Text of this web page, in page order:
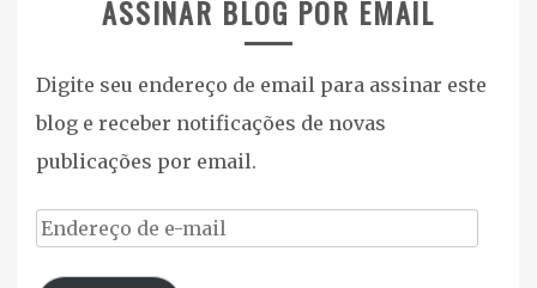
ASSINAR BLOG POR EMAIL
Digite seu endereço de email para assinar este
blog e receber notificações de novas
publicações por email.
Endereço